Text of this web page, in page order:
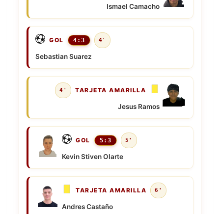
Ismael Camacho
GOL 4:3 4'
Sebastian Suarez
4' TARJETA AMARILLA
Jesus Ramos
GOL 5:3 5'
Kevin Stiven Olarte
TARJETA AMARILLA 6'
Andres Castaño